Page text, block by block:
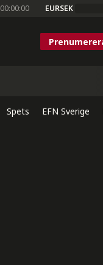
00:00:00 EURSEK
Spets EFN Sverige